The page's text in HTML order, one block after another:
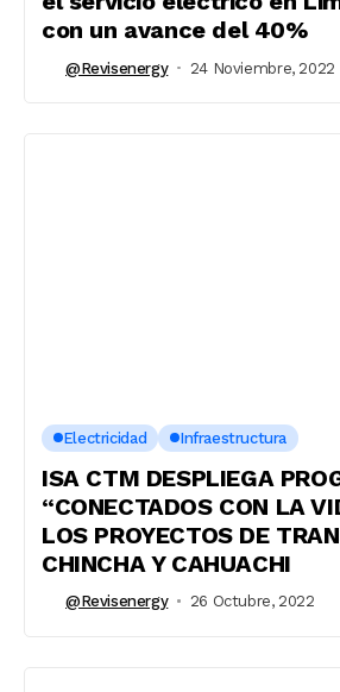
con un avance del 40%
@revisenergy 24 Noviembre, 2022
Electricidad Infraestructura
ISA CTM DESPLIEGA
“CONECTADOS CON LA
LOS PROYECTOS DE
CHINCHA Y CAHUACHI
@revisenergy 26 Octubre, 2022